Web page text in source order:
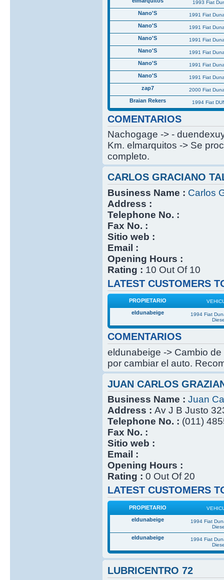
1993 Fiat
Nano'S 1991 Fiat
Nano'S 1991 Fiat
Nano'S 1991 Fiat
Nano'S 1991 Fiat
Nano'S 1991 Fiat
Nano'S 1991 Fiat
zap7 2000 Fiat
Braian Rekers 1994 Fiat
COMENTARIOS
Nachogage -> -
Km. elmarquitos -> Se
completo.
CARLOS GRACIANO
Business Name : Carlos
Address :
Telephone No. :
Fax No. :
Sitio web :
Email :
Opening Hours :
Rating : 10 Out Of 10
LATEST CUSTOMERS
PROPIETARIO
eldunabeige
1994 Fiat
COMENTARIOS
eldunabeige -> Cambio
por cambiar el auto.
JUAN CARLOS
Business Name : Juan
Address : Av J B Justo
Telephone No. : (011)
Fax No. :
Sitio web :
Email :
Opening Hours :
Rating : 0 Out Of 20
LATEST CUSTOMERS
PROPIETARIO
eldunabeige
1994 Fiat
eldunabeige
1994 Fiat
LUBRICENTRO 72